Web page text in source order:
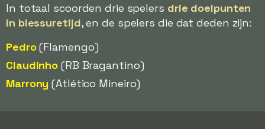
In totaal scoorden drie spelers drie doelpunten
in blessuretijd, en de spelers die dat deden zijn:
Pedro(Flamengo)
Claudinho (RB Bragantino)
Marrony (Atlético Mineiro)